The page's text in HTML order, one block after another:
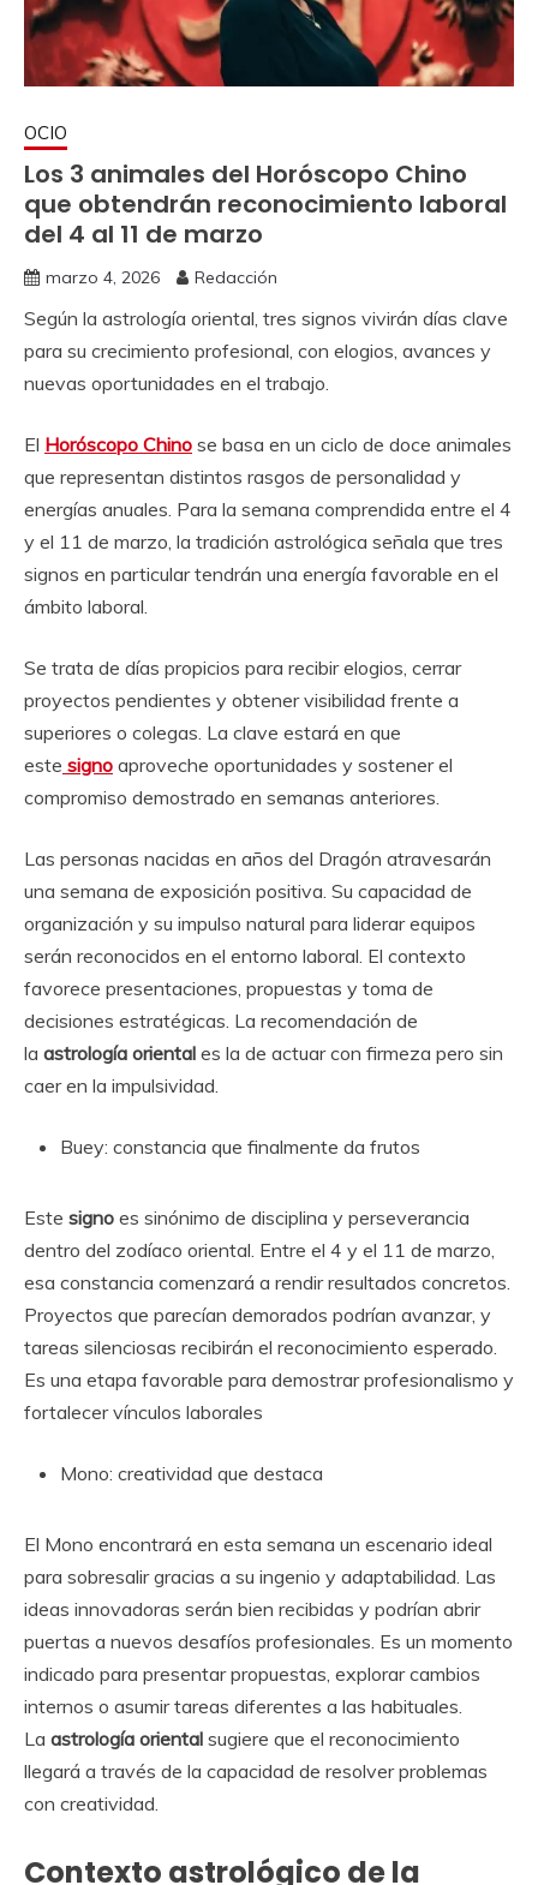
OCIO
Los 3 animales del Horóscopo Chino
que obtendrán reconocimiento laboral
del 4 al 11 de marzo
marzo 4, 2026 Redacción
Según la astrología oriental, tres signos vivirán días clave
para su crecimiento profesional, con elogios, avances y
nuevas oportunidades en el trabajo.
El Horóscopo Chino se basa en un ciclo de doce animales
que representan distintos rasgos de personalidad y
energías anuales. Para la semana comprendida entre el 4
y el 11 de marzo, la tradición astrológica señala que tres
signos en particular tendrán una energía favorable en el
ámbito laboral.
Se trata de días propicios para recibir elogios, cerrar
proyectos pendientes y obtener visibilidad frente a
superiores o colegas. La clave estará en que
este signo aproveche oportunidades y sostener el
compromiso demostrado en semanas anteriores.
Las personas nacidas en años del Dragón atravesarán
una semana de exposición positiva. Su capacidad de
organización y su impulso natural para liderar equipos
serán reconocidos en el entorno laboral. El contexto
favorece presentaciones, propuestas y toma de
decisiones estratégicas. La recomendación de
la astrología oriental es la de actuar con firmeza pero sin
caer en la impulsividad.
Buey: constancia que finalmente da frutos
Este signo es sinónimo de disciplina y perseverancia
dentro del zodíaco oriental. Entre el 4 y el 11 de marzo,
esa constancia comenzará a rendir resultados concretos.
Proyectos que parecían demorados podrían avanzar, y
tareas silenciosas recibirán el reconocimiento esperado.
Es una etapa favorable para demostrar profesionalismo y
fortalecer vínculos laborales
Mono: creatividad que destaca
El Mono encontrará en esta semana un escenario ideal
para sobresalir gracias a su ingenio y adaptabilidad. Las
ideas innovadoras serán bien recibidas y podrían abrir
puertas a nuevos desafíos profesionales. Es un momento
indicado para presentar propuestas, explorar cambios
internos o asumir tareas diferentes a las habituales.
La astrología oriental sugiere que el reconocimiento
llegará a través de la capacidad de resolver problemas
con creatividad.
Contexto astrológico de la